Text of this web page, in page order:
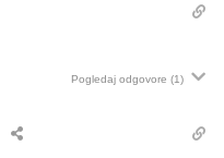
Pogledaj odgovore (1)